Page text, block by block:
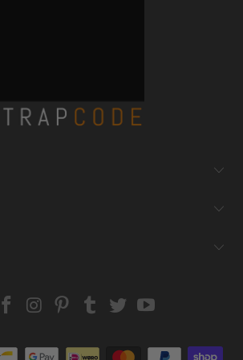
EmailStrapcode
Strapcode
Strapcode
Strapcode
Strapcode